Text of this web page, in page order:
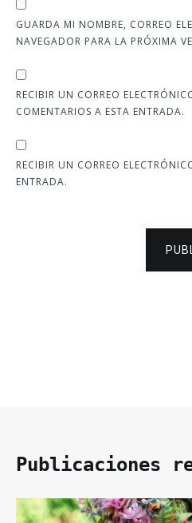
GUARDA MI NOMBRE, CORREO
NAVEGADOR PARA LA PRÓXIMA
RECIBIR UN CORREO
COMENTARIOS A ESTA ENTRADA.
RECIBIR UN CORREO
ENTRADA.
Publicaciones